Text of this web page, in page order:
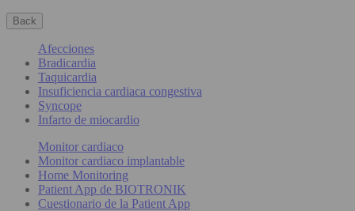
Back
Afecciones
Bradicardia
Taquicardia
Insuficiencia cardiaca congestiva
Syncope
Infarto de miocardio
Monitor cardiaco
Monitor cardiaco implantable
Home Monitoring
Patient App de BIOTRONIK
Cuestionario de la Patient App